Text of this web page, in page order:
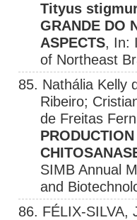
Tityus
GRANDE DO
ASPECTS, In:
of Northeast
85. Nathália Kelly
Ribeiro;
de Freitas
SIMB Annual
and
86. FÉLIX-SILVA,